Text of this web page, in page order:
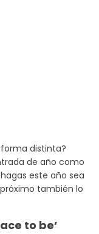
distinta?
de año como
este año sea
también lo
to be’